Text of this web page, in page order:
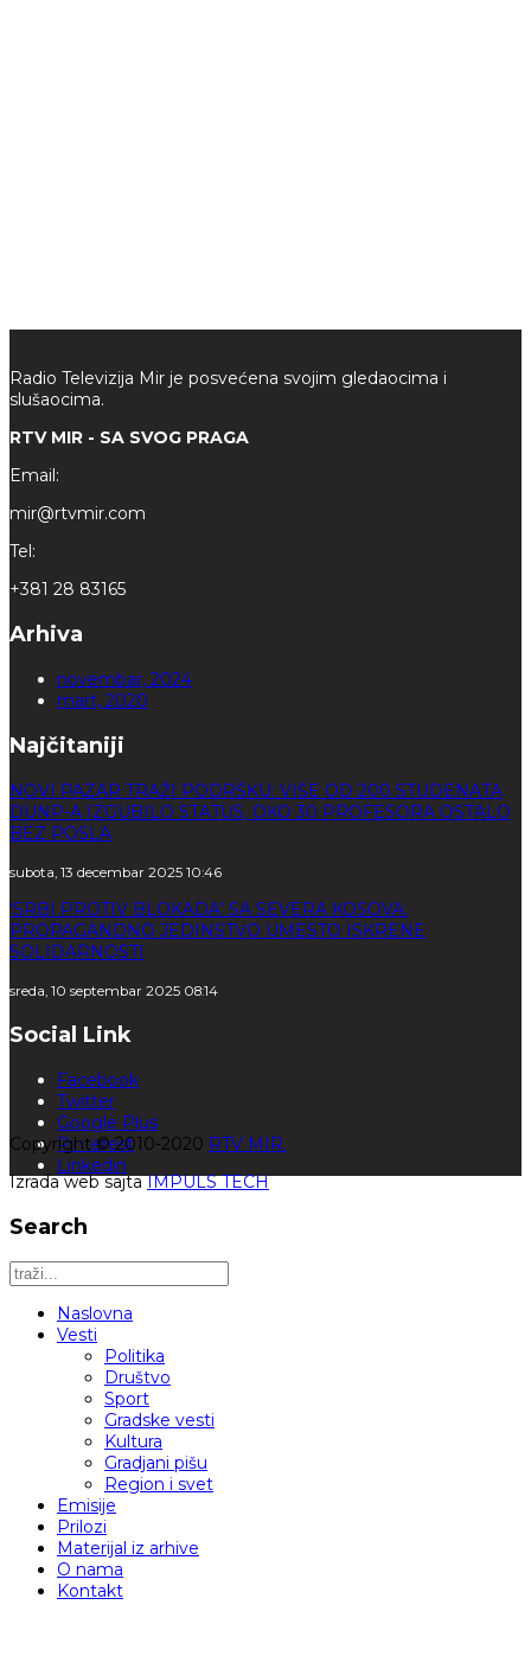
Radio Televizija Mir je posvećena svojim gledaocima i
slušaocima.
RTV MIR - SA SVOG PRAGA
Email:
mir@rtvmir.com
Tel:
+381 28 83165
Arhiva
novembar, 2024
mart, 2020
Najčitaniji
NOVI PAZAR TRAŽI PODRŠKU: VIŠE OD 200 STUDENATA
DUNP-A IZGUBILO STATUS, OKO 30 PROFESORA OSTALO
BEZ POSLA
subota, 13 decembar 2025 10:46
‘SRBI PROTIV BLOKADA’ SA SEVERA KOSOVA:
PROPAGANDNO JEDINSTVO UMESTO ISKRENE
SOLIDARNOSTI
sreda, 10 septembar 2025 08:14
Social Link
Facebook
Twitter
Google Plus
Pinterest
Linkedin
Copyright © 2010-2020 RTV MIR.
Izrada web sajtaIMPULS TECH
Search
Naslovna
Vesti
Politika
Društvo
Sport
Gradske vesti
Kultura
Gradjani pišu
Region i svet
Emisije
Prilozi
Materijal iz arhive
O nama
Kontakt